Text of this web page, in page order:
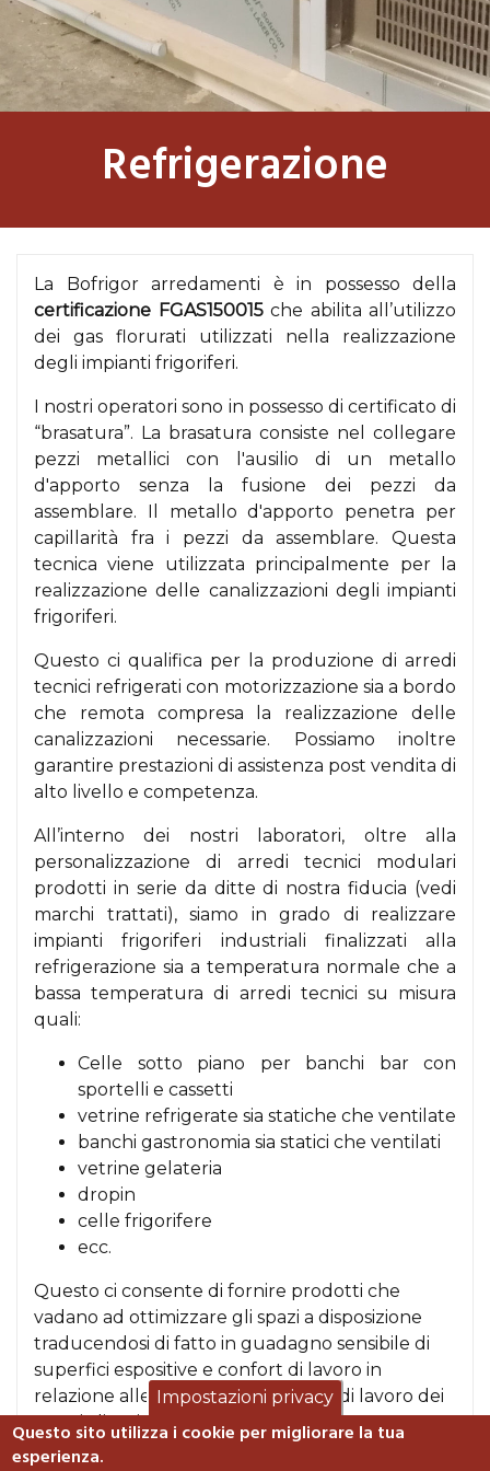
Refrigerazione
La Bofrigor arredamenti è in possesso della
certificazione FGAS150015che abilita all’utilizzo
dei gas florurati utilizzati nella realizzazione
degli impianti frigoriferi.
I nostri operatori sono in possesso di certificato di
“brasatura”. La brasatura consiste nel collegare
pezzi metallici con l'ausilio di un metallo
d'apporto senza la fusione dei pezzi da
assemblare. Il metallo d'apporto penetra per
capillarità fra i pezzi da assemblare. Questa
tecnica viene utilizzata principalmente per la
realizzazione delle canalizzazioni degli impianti
frigoriferi.
Questo ci qualifica per la produzione di arredi
tecnici refrigerati con motorizzazione sia a bordo
che remota compresa la realizzazione delle
canalizzazioni necessarie. Possiamo inoltre
garantire prestazioni di assistenza post vendita di
alto livello e competenza.
All’interno dei nostri laboratori, oltre alla
personalizzazione di arredi tecnici modulari
prodotti in serie da ditte di nostra fiducia (vedi
marchi trattati), siamo in grado di realizzare
impianti frigoriferi industriali finalizzati alla
refrigerazione sia a temperatura normale che a
bassa temperatura di arredi tecnici su misura
quali:
Celle sotto piano per banchi bar con
sportelli e cassetti
vetrine refrigerate sia statiche che ventilate
banchi gastronomia sia statici che ventilati
vetrine gelateria
dropin
celle frigorifere
ecc.
Questo ci consente di fornire prodotti che
vadano ad ottimizzare gli spazi a disposizione
traducendosi di fatto in guadagno sensibile di
superfici espositive e confort di lavoro in
relazione alle diverse metodologie di lavoro dei
nostri clienti.
Impostazioni privacy
Questo sito utilizza i cookie per migliorare la tua
esperienza.